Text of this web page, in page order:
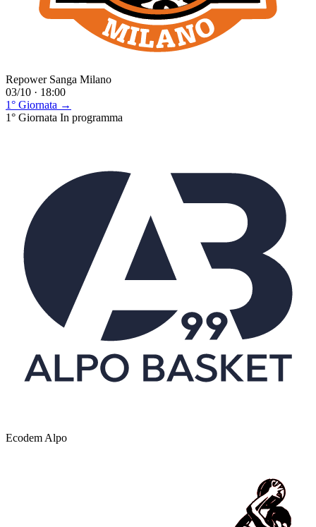
Repower Sanga Milano
03/10 · 18:00
1° Giornata →
1° Giornata In programma
Ecodem Alpo